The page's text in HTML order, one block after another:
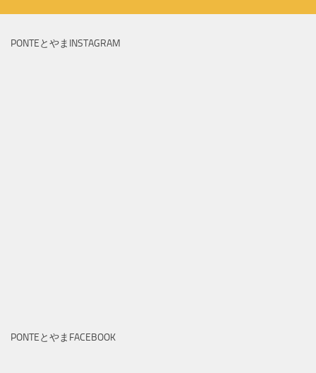
PONTEとやまINSTAGRAM
PONTEとやまFACEBOOK